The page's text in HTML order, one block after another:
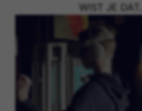
WIST JE DAT....